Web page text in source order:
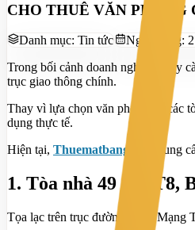
CHO THUÊ VĂN
Danh mục: Tin tức Ngày đăng:
Trong bối cảnh doanh nghiệp ngày
trục giao thông chính.
Thay vì lựa chọn văn phòng tại các
dụng thực tế.
Hiện tại, Thuematbang.com cung
1. Tòa nhà 49 CMT8,
Tọa lạc trên trục đường Cách Mạng